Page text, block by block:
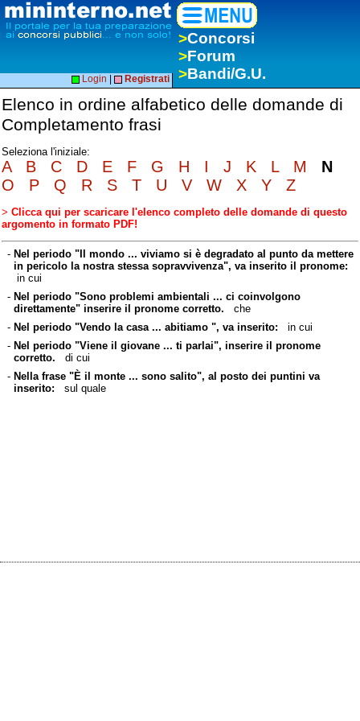
>Concorsi
>Forum
>Bandi/G.U.
Login Registrati
Elenco in ordine alfabetico delle domande di
Completamento frasi
Seleziona l'iniziale:
A B C D E F G H I J K L M
N
O
P Q R S T U V W X Y Z
> Clicca qui per scaricare l'elenco completo delle domande di questo
argomento in formato PDF!
- Nel periodo "Il mondo ... viviamo si è degradato al punto da mettere
in pericolo la nostra stessa sopravvivenza", va inserito il pronome:
in cui
- Nel periodo "Sono problemi ambientali ... ci coinvolgono
direttamente" inserire il pronome corretto. che
- Nel periodo "Vendo la casa ... abitiamo ", va inserito: in cui
- Nel periodo "Viene il giovane ... ti parlai", inserire il pronome
corretto. di cui
- Nella frase "È il monte ... sono salito", al posto dei puntini va
inserito: sul quale